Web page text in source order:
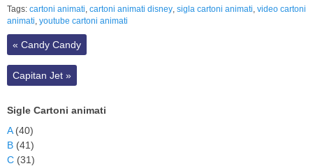
Tags: cartoni animati cartoni animati disney sigla cartoni animati video cartoni
animati youtube cartoni animati
« Candy Candy
Capitan Jet »
Sigle Cartoni animati
A(40)
B (41)
C (31)